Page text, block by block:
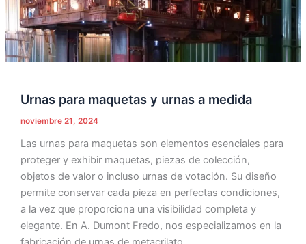
Urnas para maquetas y urnas a medida
noviembre 21, 2024
Las urnas para maquetas son elementos esenciales para
proteger y exhibir maquetas, piezas de colección,
objetos de valor o incluso urnas de votación. Su diseño
permite conservar cada pieza en perfectas condiciones,
a la vez que proporciona una visibilidad completa y
elegante. En A. Dumont Fredo, nos especializamos en la